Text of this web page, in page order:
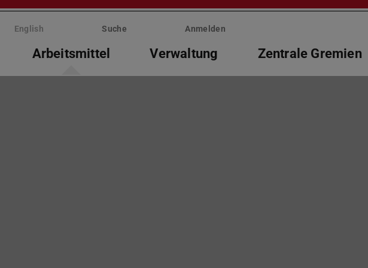
English Suche Anmelden
Arbeitsmittel Verwaltung Zentrale Gremien